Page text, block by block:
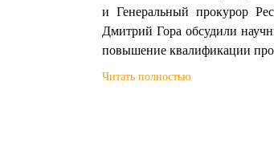
и Генеральный прокурор
Дмитрий Гора обсудили
повышение квалификации
Читать полностью